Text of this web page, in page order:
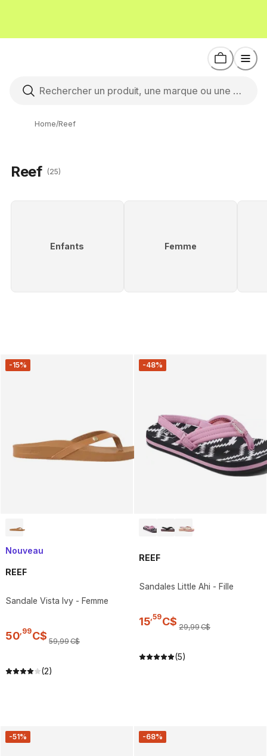
Home/Reef
Reef (25)
Enfants Femme
-15%
Nouveau
REEF
Sandale Vista Ivy - Femme
50 99C$ 59,99C$
(2)
-48%
REEF
Sandales Little Ahi - Fille
15 59C$ 29,99C$
(5)
-51% -68%